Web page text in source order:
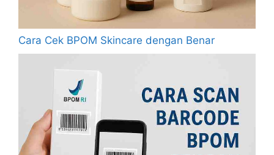
Cara Cek BPOM Skincare dengan Benar